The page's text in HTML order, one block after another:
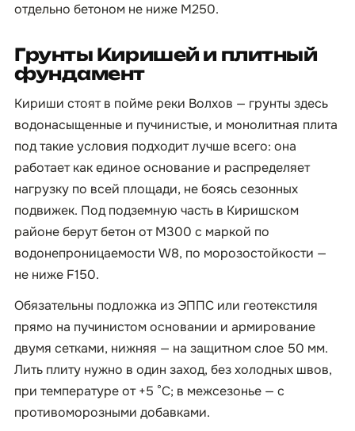
отдельно бетоном не ниже М250.
Грунты Киришей и плитный
фундамент
Кириши стоят в пойме реки Волхов — грунты здесь
водонасыщенные и пучинистые, и монолитная плита
под такие условия подходит лучше всего: она
работает как единое основание и распределяет
нагрузку по всей площади, не боясь сезонных
подвижек. Под подземную часть в Киришском
районе берут бетон от М300 с маркой по
водонепроницаемости W8, по морозостойкости —
не ниже F150.
Обязательны подложка из ЭППС или геотекстиля
прямо на пучинистом основании и армирование
двумя сетками, нижняя — на защитном слое 50 мм.
Лить плиту нужно в один заход, без холодных швов,
при температуре от +5 °C; в межсезонье — с
противоморозными добавками.